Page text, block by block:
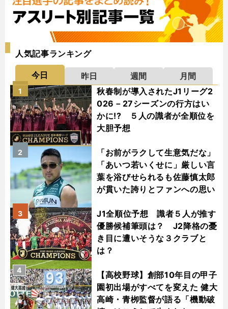
人気記事ランキング
今日 昨日 週間
月間
秋春制が導入されたJ1リーグ2
026－27シーズンの行方はい
かに!? ５人の識者が全順位を
大胆予想
1
「お前がラクして生意気だな」
「あいつ若いくせに」厳しい言
葉を浴びせられるも佐藤慎太郎
が貫いた誇りとファンへの思い
2
J1全順位予想 識者５人が推す
優勝候補筆頭は？ J2降格の憂
き目に遭いそうな３クラブと
は？
3
【高校野球】創部10年目の甲子
園初出場がすべてを変えた 健大
高崎・青栁監督が語る「機動破
4